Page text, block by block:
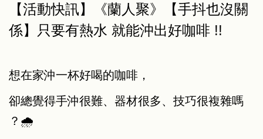
【活動快訊】《蘭人聚》【手抖也沒關
係】只要有熱水 就能沖出好咖啡 !!
想在家沖一杯好喝的咖啡，
卻總覺得手沖很難、器材很多、技巧很複雜嗎
？🌧